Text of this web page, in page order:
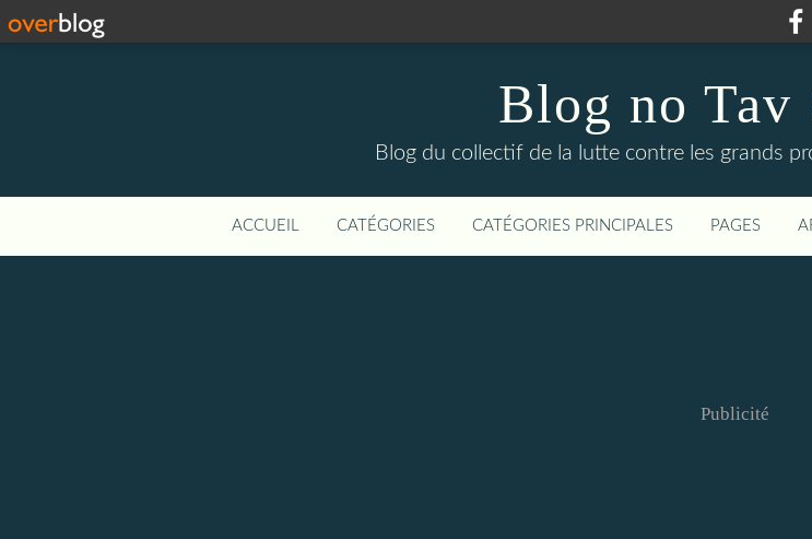
Blog no Tav
Blog du collectif de la lutte contre les grands
ACCUEIL CATÉGORIES CATÉGORIES PRINCIPALES PAGES
Publicité